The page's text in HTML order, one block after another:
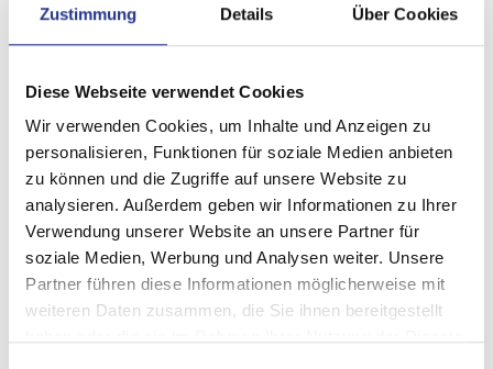
Zustimmung Details Über Cookies
Diese Webseite verwendet Cookies
Wir verwenden Cookies, um Inhalte und Anzeigen zu
personalisieren, Funktionen für soziale Medien anbieten
zu können und die Zugriffe auf unsere Website zu
analysieren. Außerdem geben wir Informationen zu Ihrer
Verwendung unserer Website an unsere Partner für
soziale Medien, Werbung und Analysen weiter. Unsere
Partner führen diese Informationen möglicherweise mit
weiteren Daten zusammen, die Sie ihnen bereitgestellt